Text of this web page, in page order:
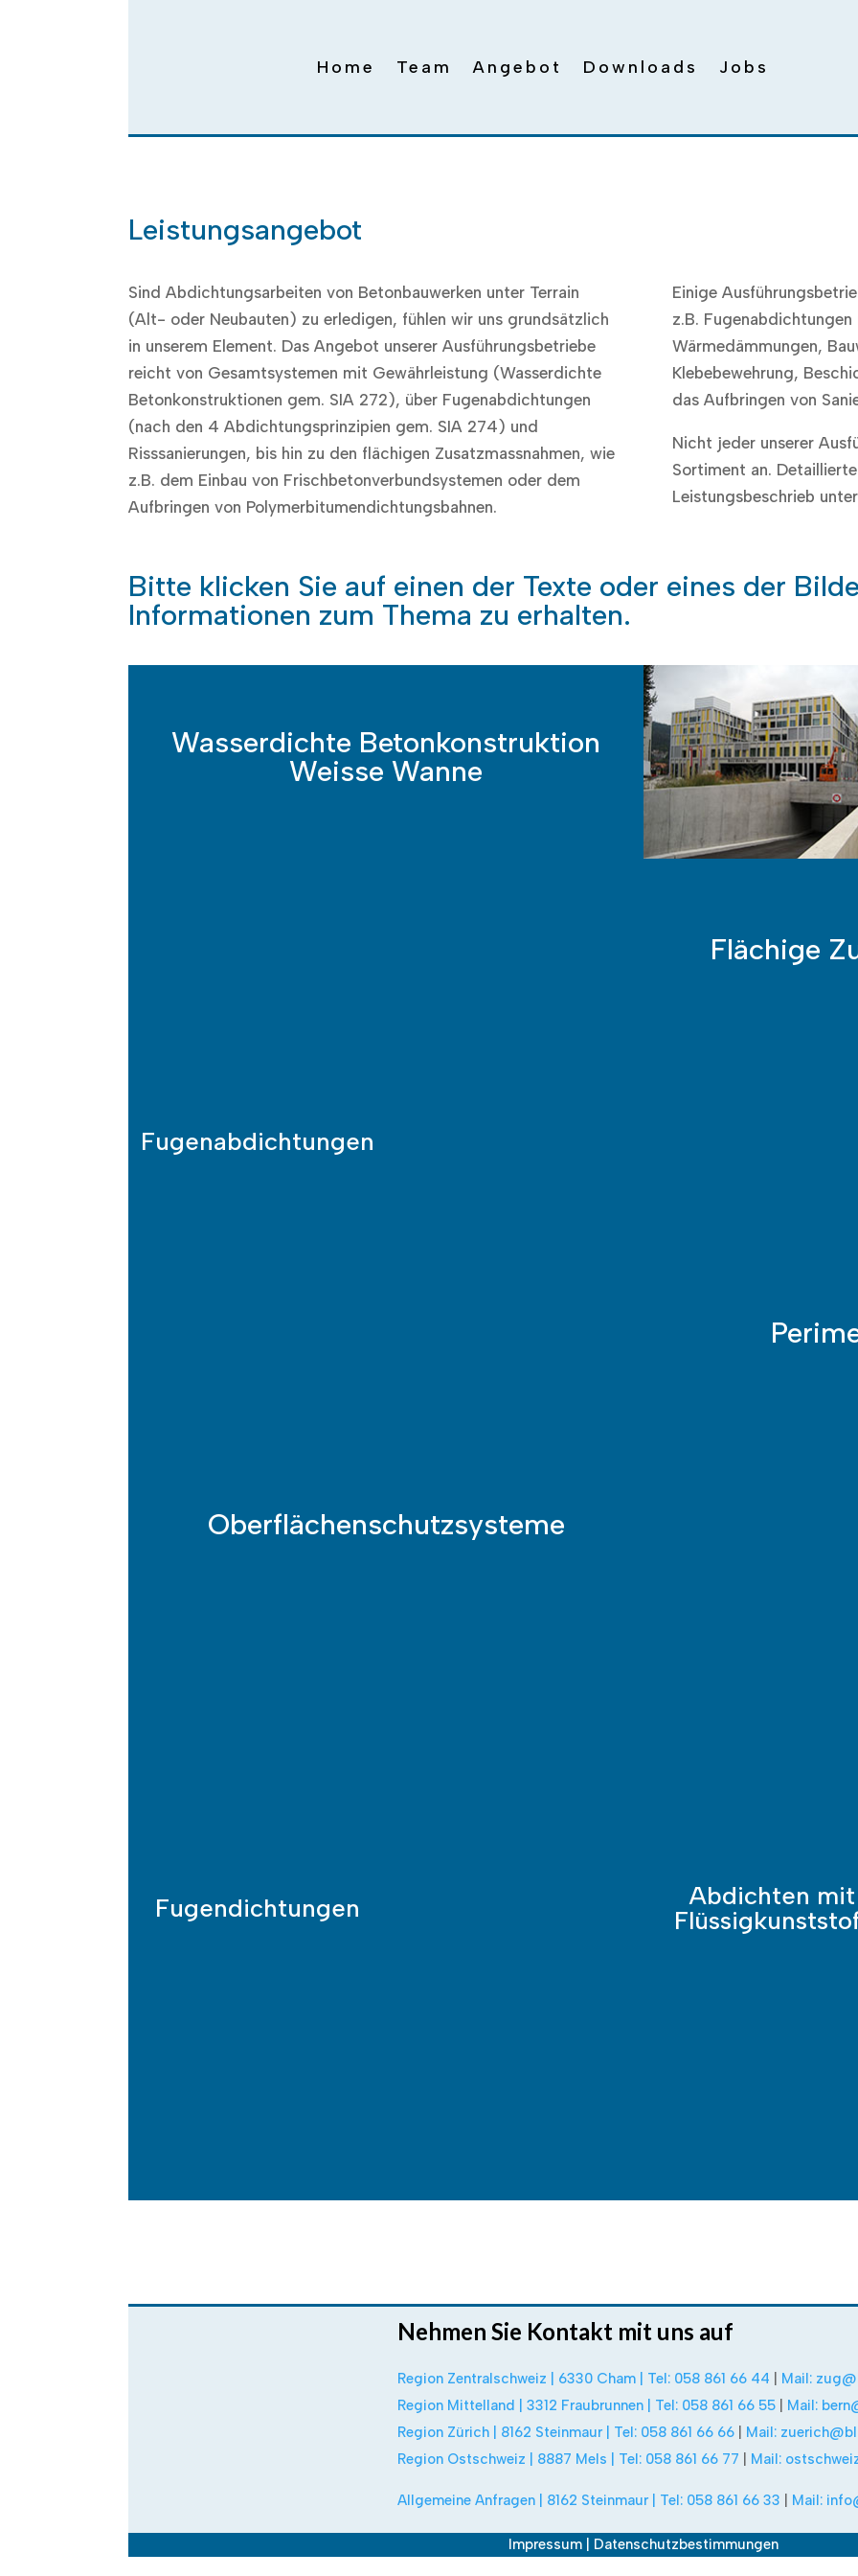
Home Team Angebot Downloads Jobs
Leistungsangebot
Sind Abdichtungsarbeiten von Betonbauwerken unter Terrain
(Alt- oder Neubauten) zu erledigen, fühlen wir uns grundsätzlich
in unserem Element. Das Angebot unserer Ausführungsbetriebe
reicht von Gesamtsystemen mit Gewährleistung (Wasserdichte
Betonkonstruktionen gem. SIA 272), über Fugenabdichtungen
(nach den 4 Abdichtungsprinzipien gem. SIA 274) und
Risssanierungen, bis hin zu den flächigen Zusatzmassnahmen, wie
z.B. dem Einbau von Frischbetonverbundsystemen oder dem
Aufbringen von Polymerbitumendichtungsbahnen.
Einige
z.B.
Wärmedämmungen,
Klebebewehrung,
das Aufbringen von
Nicht jeder unserer
Sortiment an.
Leistungsbeschrieb
Bitte klicken Sie auf einen der Texte oder eines der
Informationen zum Thema zu erhalten.
Wasserdichte Betonkonstruktion
Weisse Wanne
Flächige
Fugen­ab­dichtungen
Ober­flächen­schutz­systeme
Fugen­dichtungen
Abdichten mit
Nehmen Sie Kontakt mit uns auf
Region Zentralschweiz | 6330 Cham | Tel: 058 861 66 44
Mail:
Region Mittelland | 3312 Fraubrunnen | Tel: 058 861 66 55| Mail:
Region Zürich | 8162 Steinmaur | Tel: 058 861 66 66| Mail:
Region Ostschweiz | 8887 Mels | Tel: 058 861 66 77
Mail:
Allgemeine Anfragen | 8162 Steinmaur | Tel: 058 861 66 33 Mail:
Impressum Datenschutzbestimmungen